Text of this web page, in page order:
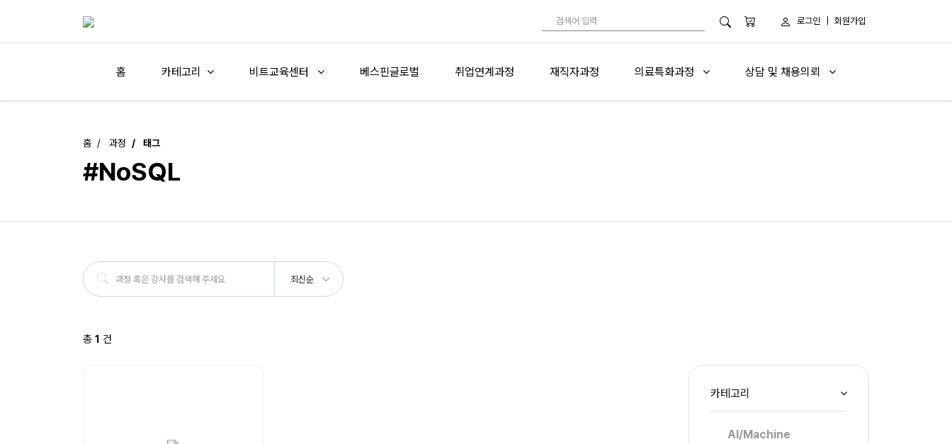
로그인 회원가입
홈 카테고리 비트교육센터 베스핀글로벌 취업연계과정 재직자과정 의료특화과정 상담 및 채용의뢰
홈 과정 태그
#NoSQL
최신순
총 1 건
카테고리
AI/Machine